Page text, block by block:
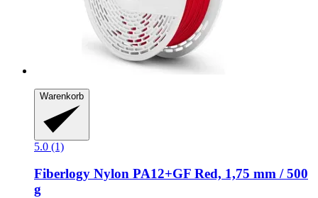
Warenkorb
5.0 (1)
Fiberlogy Nylon PA12+GF Red, 1,75 mm / 500
g